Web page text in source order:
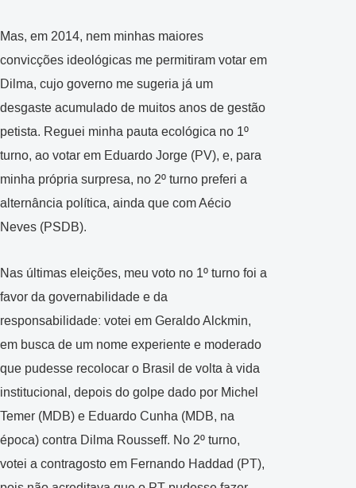
Mas, em 2014, nem minhas maiores
convicções ideológicas me permitiram votar em
Dilma, cujo governo me sugeria já um
desgaste acumulado de muitos anos de gestão
petista. Reguei minha pauta ecológica no 1º
turno, ao votar em Eduardo Jorge (PV), e, para
minha própria surpresa, no 2º turno preferi a
alternância política, ainda que com Aécio
Neves (PSDB).
Nas últimas eleições, meu voto no 1º turno foi a
favor da governabilidade e da
responsabilidade: votei em Geraldo Alckmin,
em busca de um nome experiente e moderado
que pudesse recolocar o Brasil de volta à vida
institucional, depois do golpe dado por Michel
Temer (MDB) e Eduardo Cunha (MDB, na
época) contra Dilma Rousseff. No 2º turno,
votei a contragosto em Fernando Haddad (PT),